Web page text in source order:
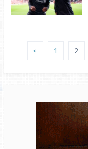
< 1 2